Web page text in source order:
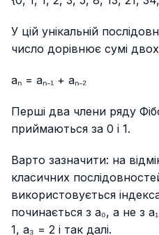
У цій унікальній
число дорівнює сумі
aₙ = aₙ₋₁ + aₙ₋₂
Перші два члени ряду
приймаються за 0 і 1.
Варто зазначити: на
класичних
використовується
починається з a₀, а не з
1, a₃ = 2 і так далі.